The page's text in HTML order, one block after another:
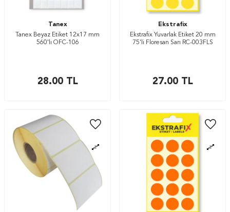
Tanex
Tanex Beyaz Etiket 12x17 mm
560'lı OFC-106
28.00TL
Ekstrafix
Ekstrafix Yuvarlak Etiket 20 mm
75'li Floresan Sarı RC-003FLS
27.00TL